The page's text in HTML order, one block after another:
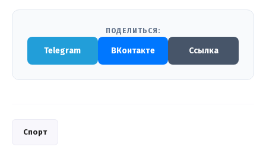
ПОДЕЛИТЬСЯ:
Telegram ВКонтакте Ссылка
Спорт